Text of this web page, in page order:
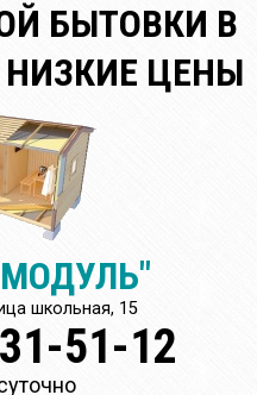
БЫТОВКИ В
ЦЕНЫ
школьная, 15
51-12